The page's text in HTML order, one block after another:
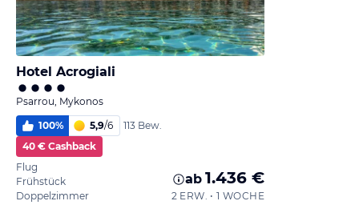
Hotel Acrogiali
Psarrou, Mykonos
100% 5,9/6
113 Bew.
40 € Cashback
Flug
Frühstück
Doppelzimmer
ab 1.436 €
2 ERW. • 1 WOCHE